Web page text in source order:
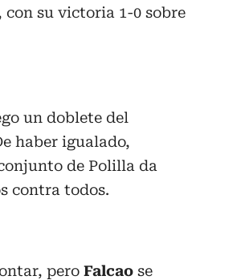
su victoria 1-0 sobre
un doblete del
haber igualado,
de Polilla da
contra todos.
pero Falcao se